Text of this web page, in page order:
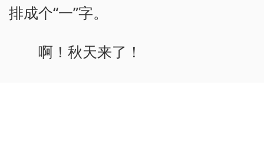
排成个“一”字。
啊！秋天来了！